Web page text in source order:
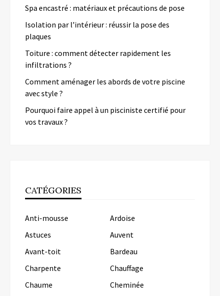
Spa encastré : matériaux et précautions de pose
Isolation par l’intérieur : réussir la pose des
plaques
Toiture : comment détecter rapidement les
infiltrations ?
Comment aménager les abords de votre piscine
avec style ?
Pourquoi faire appel à un pisciniste certifié pour
vos travaux ?
CATÉGORIES
Anti-mousse
Ardoise
Astuces
Auvent
Avant-toit
Bardeau
Charpente
Chauffage
Chaume
Cheminée